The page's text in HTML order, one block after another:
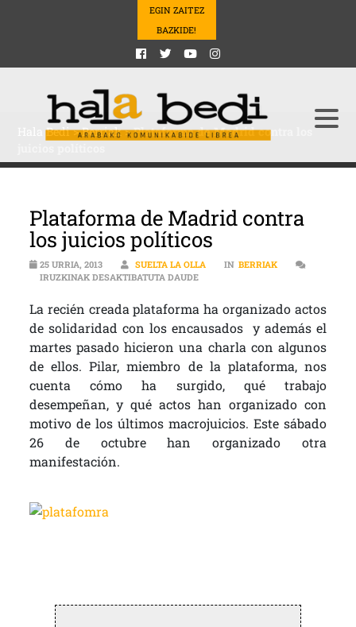
EGIN ZAITEZ
BAZKIDE!
Hala Bedi>Berriak>Plataforma de Madrid contra los
Plataforma de Madrid contra
los juicios políticos
25 URRIA, 2013 SUELTA LA OLLA IN BERRIAK
IRUZKINAK DESAKTIBATUTA DAUDEPLATAFORMA DE MADRID CONTRA
La recién creada plataforma ha organizado actos
de solidaridad con los encausados y además el
martes pasado hicieron una charla con algunos
de ellos. Pilar, miembro de la plataforma, nos
cuenta cómo ha surgido, qué trabajo
desempeñan, y qué actos han organizado con
motivo de los últimos macrojuicios. Este sábado
26 de octubre han organizado otra
manifestación.